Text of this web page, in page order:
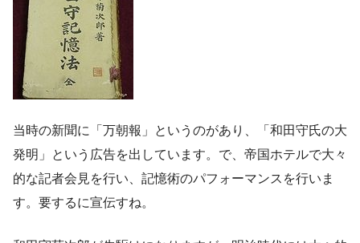
当時の新聞に「万朝報」というのがあり、「和田守氏の大
発明」という広告を出しています。で、帝国ホテルで大々
的な記者会見を行い、記憶術のパフォーマンスを行いま
す。要するに宣伝すね。